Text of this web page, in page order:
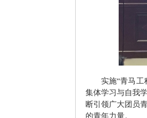
实施“青马
集体学习与自我
断引领广大团员
的青年力量。